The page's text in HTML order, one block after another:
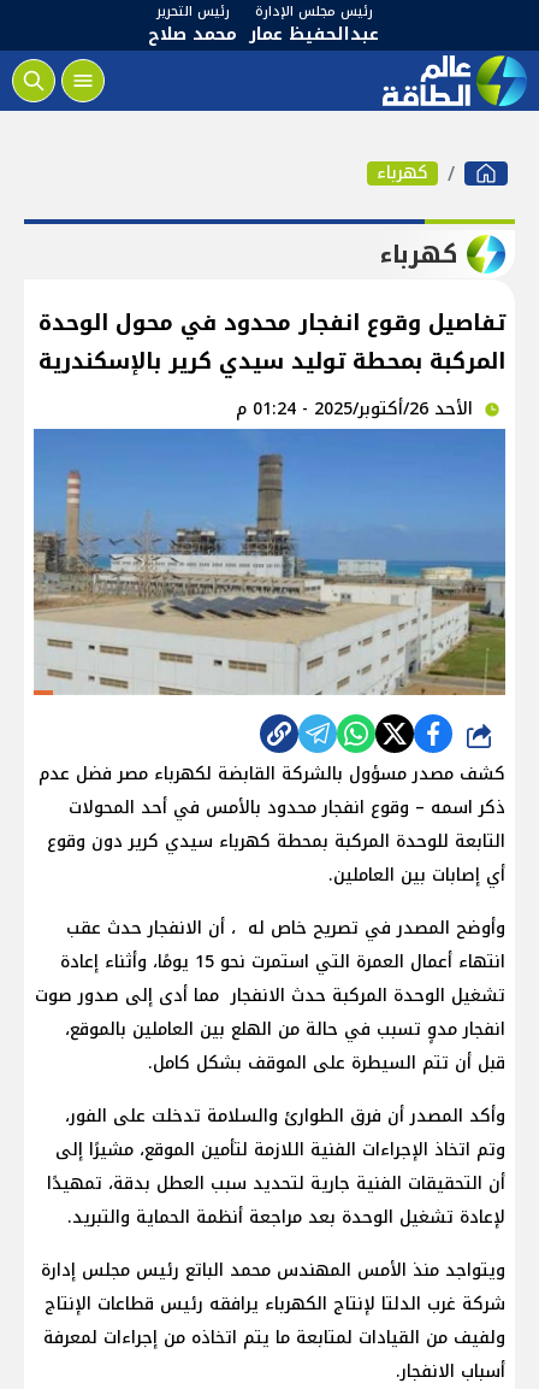
رئيس مجلس الإدارة
عبدالحفيظ عمار
رئيس التحرير
محمد صلاح
كهرباء
كهرباء
تفاصيل وقوع انفجار محدود في محول الوحدة
المركبة بمحطة توليد سيدي كرير بالإسكندرية
الأحد 26/أكتوبر/2025 - 01:24 م
شارك
كشف مصدر مسؤول بالشركة القابضة لكهرباء مصر فضل عدم
ذكر اسمه – وقوع انفجار محدود بالأمس في أحد المحولات
التابعة للوحدة المركبة بمحطة كهرباء سيدي كرير دون وقوع
أي إصابات بين العاملين.
وأوضح المصدر في تصريح خاص له ، أن الانفجار حدث عقب
انتهاء أعمال العمرة التي استمرت نحو 15 يومًا، وأثناء إعادة
تشغيل الوحدة المركبة حدث الانفجار مما أدى إلى صدور صوت
انفجار مدوٍ تسبب في حالة من الهلع بين العاملين بالموقع،
قبل أن تتم السيطرة على الموقف بشكل كامل.
وأكد المصدر أن فرق الطوارئ والسلامة تدخلت على الفور،
وتم اتخاذ الإجراءات الفنية اللازمة لتأمين الموقع، مشيرًا إلى
أن التحقيقات الفنية جارية لتحديد سبب العطل بدقة، تمهيدًا
لإعادة تشغيل الوحدة بعد مراجعة أنظمة الحماية والتبريد.
ويتواجد منذ الأمس المهندس محمد الباتع رئيس مجلس إدارة
شركة غرب الدلتا لإنتاج الكهرباء يرافقه رئيس قطاعات الإنتاج
ولفيف من القيادات لمتابعة ما يتم اتخاذه من إجراءات لمعرفة
أسباب الانفجار.